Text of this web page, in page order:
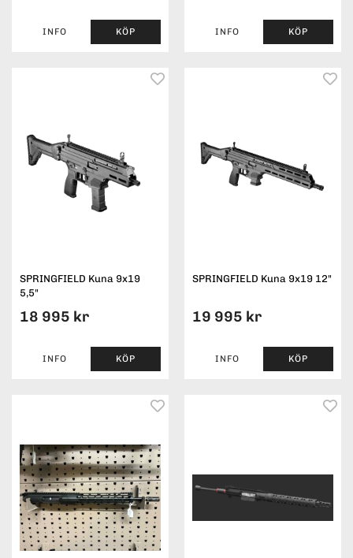
INFO KÖP INFO KÖP
SPRINGFIELD Kuna 9x19
5,5"
18 995 kr
INFO KÖP
SPRINGFIELD Kuna 9x19 12"
19 995 kr
INFO KÖP